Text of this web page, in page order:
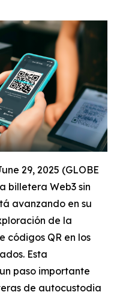
29, 2025 (GLOBE
billetera Web3 sin
avanzando en su
de la
códigos QR en los
Esta
paso importante
de autocustodia